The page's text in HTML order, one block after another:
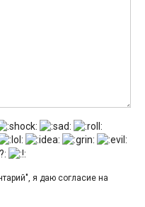
я даю согласие на